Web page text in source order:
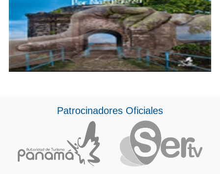
Patrocinadores Oficiales